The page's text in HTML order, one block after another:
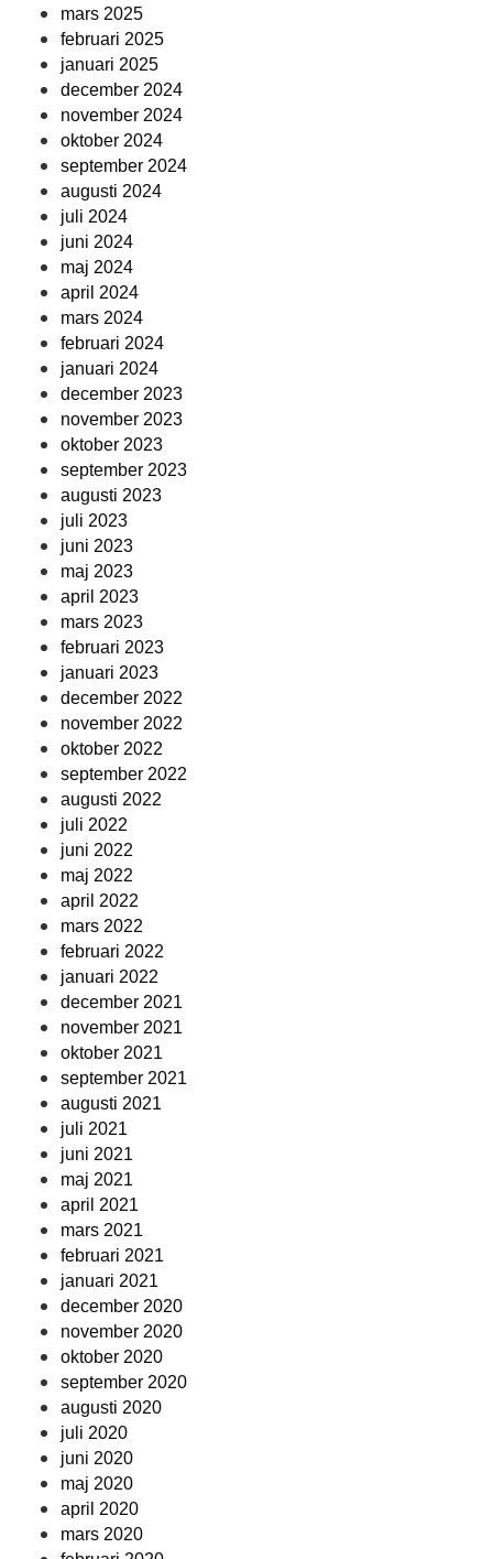
mars 2025
februari 2025
januari 2025
december 2024
november 2024
oktober 2024
september 2024
augusti 2024
juli 2024
juni 2024
maj 2024
april 2024
mars 2024
februari 2024
januari 2024
december 2023
november 2023
oktober 2023
september 2023
augusti 2023
juli 2023
juni 2023
maj 2023
april 2023
mars 2023
februari 2023
januari 2023
december 2022
november 2022
oktober 2022
september 2022
augusti 2022
juli 2022
juni 2022
maj 2022
april 2022
mars 2022
februari 2022
januari 2022
december 2021
november 2021
oktober 2021
september 2021
augusti 2021
juli 2021
juni 2021
maj 2021
april 2021
mars 2021
februari 2021
januari 2021
december 2020
november 2020
oktober 2020
september 2020
augusti 2020
juli 2020
juni 2020
maj 2020
april 2020
mars 2020